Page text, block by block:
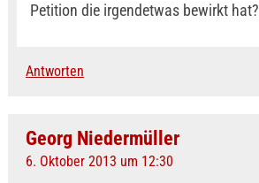
Petition die irgendetwas bewirkt hat?
Antworten
Georg Niedermüller
6. Oktober 2013 um 12:30